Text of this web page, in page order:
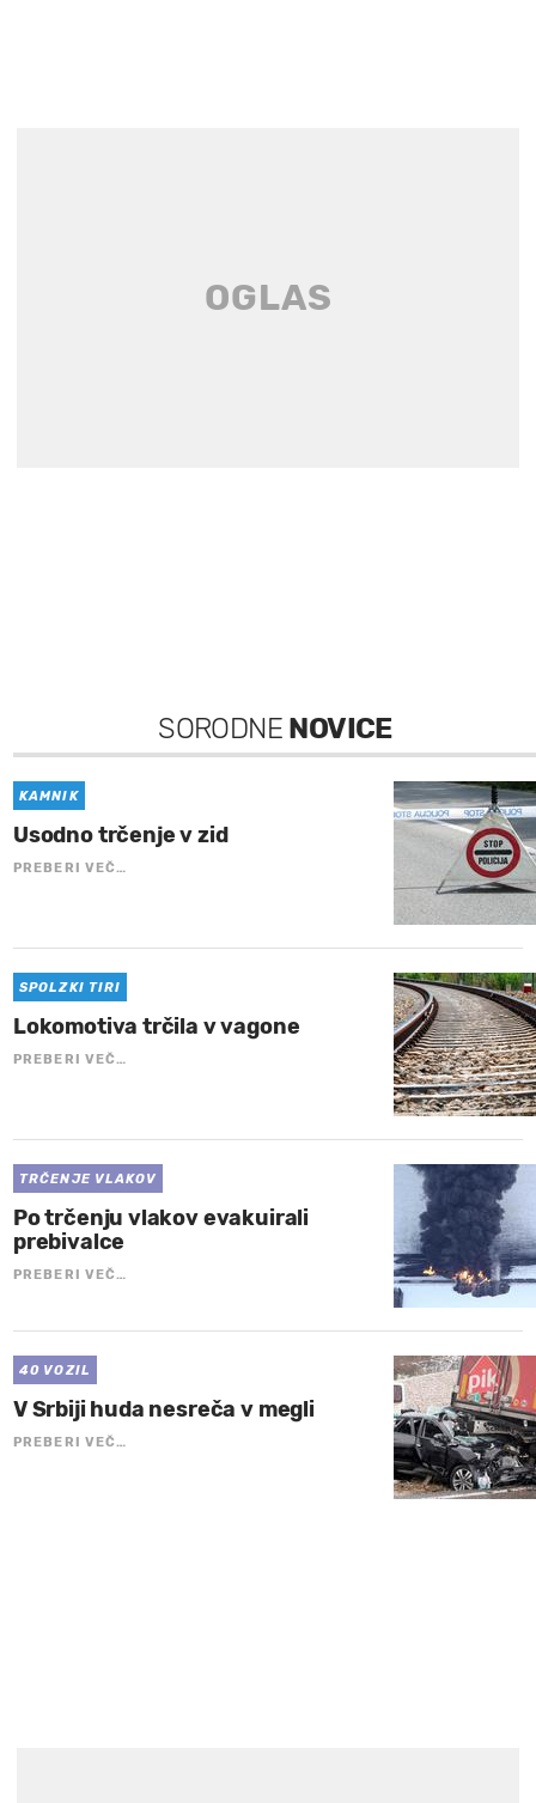
SORODNE NOVICE
KAMNIK
Usodno trčenje v zid
PREBERI VEČ…
SPOLZKI TIRI
Lokomotiva trčila v vagone
PREBERI VEČ…
TRČENJE VLAKOV
Po trčenju vlakov evakuirali
prebivalce
PREBERI VEČ…
40 VOZIL
V Srbiji huda nesreča v megli
PREBERI VEČ…